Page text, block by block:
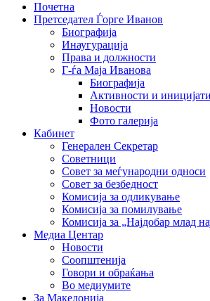
Почетна
Претседател Ѓорге Иванов
Биографија
Инаугурација
Права и должности
Г-ѓа Маја Иванова
Биографија
Активности и
Новости
Фото галерија
Кабинет
Генерален Секретар
Советници
Совет за меѓународни односи
Совет за безбедност
Комисија за одликување
Комисија за помилување
Комисија за „Најдобар млад
Медиа Центар
Новости
Соопштенија
Говори и обраќања
Во медиумите
За Македонија